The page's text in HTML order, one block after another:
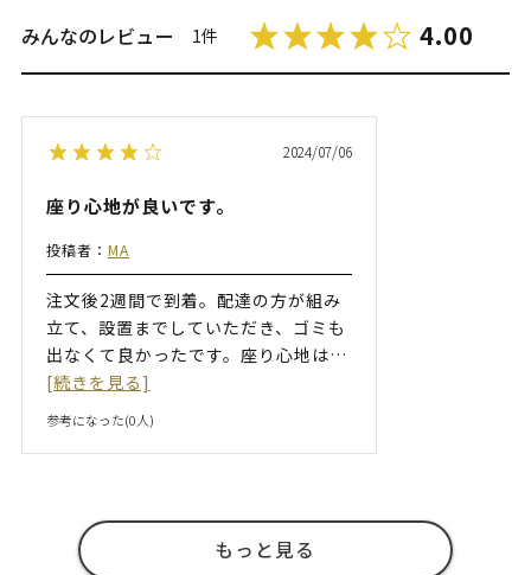
みんなのレビュー 1件 4.00
2024/07/06
座り心地が良いです。
投稿者： MA
注文後2週間で到着。配達の方が組み
立て、設置までしていただき、ゴミも
出なくて良かったです。座り心地は…
[続きを見る]
参考になった(0人)
もっと見る